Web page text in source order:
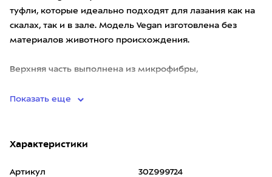
туфли, которые идеально подходят для лазания как на
скалах, так и в зале. Модель Vegan изготовлена без
материалов животного происхождения.
Верхняя часть выполнена из микрофибры,
Показать еще
Характеристики
Артикул 30Z999724